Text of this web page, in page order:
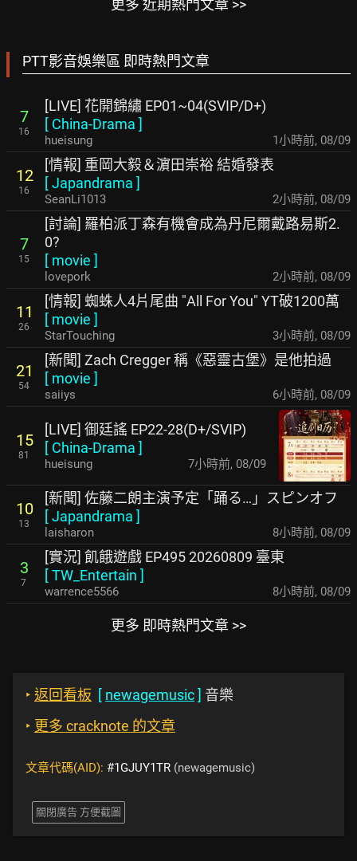
更多 近期熱門文章 >>
PTT影音娛樂區 即時熱門文章
7
16
[LIVE] 花開錦繡 EP01~04(SVIP/D+)
[ China-Drama ]
hueisung 1小時前, 08/09
12
16
[情報] 重岡大毅＆濵田崇裕 結婚發表
[Japandrama ]
SeanLi1013 2小時前, 08/09
7
15
[討論] 羅柏派丁森有機會成為丹尼爾戴路易斯2.
0?
[ movie ]
lovepork 2小時前, 08/09
11
26
[情報] 蜘蛛人4片尾曲 "All For You" YT破1200萬
[ movie ]
StarTouching 3小時前, 08/09
21
54
[新聞] Zach Cregger 稱《惡靈古堡》是他拍過
[ movie ]
saiiys 6小時前, 08/09
15
81
[LIVE] 御廷謠 EP22-28(D+/SVIP)
[ China-Drama ]
hueisung 7小時前, 08/09
10
13
[新聞] 佐藤二朗主演予定「踊る…」スピンオフ
[Japandrama ]
laisharon 8小時前, 08/09
3
7
[實況] 飢餓遊戲 EP495 20260809 臺東
[TW_Entertain ]
warrence5566 8小時前, 08/09
更多 即時熱門文章 >>
‣ 返回看板 [ newagemusic] 音樂
‣ 更多 cracknote 的文章
文章代碼(AID): #1GJUY1TR (newagemusic)
關閉廣告 方便截圖